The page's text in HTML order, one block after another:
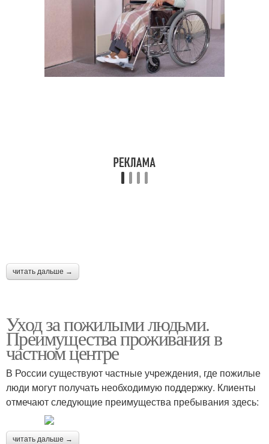
читать дальше →
Уход за пожилыми людьми.
Преимущества проживания в
частном центре
В России существуют частные учреждения, где пожилые
люди могут получать необходимую поддержку. Клиенты
отмечают следующие преимущества пребывания здесь:
читать дальше →